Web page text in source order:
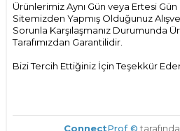
Ürünlerimiz Aynı Gün veya Ertesi Gün
Sitemizden Yapmış Olduğunuz
Sorunla Karşılaşmanız Durumunda
Tarafımızdan Garantilidir.
Bizi Tercih Ettiğiniz İçin Teşekkür
ConnectProf ©